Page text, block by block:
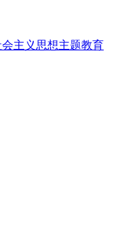
主义思想主题教育